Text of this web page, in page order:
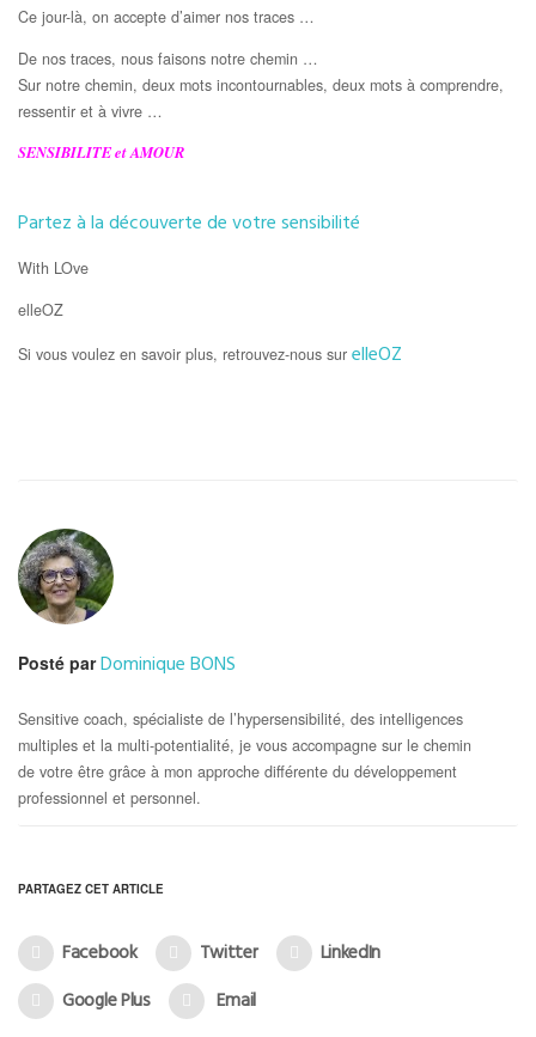
Ce jour-là, on accepte d’aimer nos traces …
De nos traces, nous faisons notre chemin …
Sur notre chemin, deux mots incontournables, deux mots à comprendre,
ressentir et à vivre …
SENSIBILITE et AMOUR
Partez à la découverte de votre sensibilité
With LOve
elleOZ
Si vous voulez en savoir plus, retrouvez-nous sur elleOZ
Posté parDominique BONS
Sensitive coach, spécialiste de l’hypersensibilité, des intelligences
multiples et la multi-potentialité, je vous accompagne sur le chemin
de votre être grâce à mon approche différente du développement
professionnel et personnel.
PARTAGEZ CET ARTICLE
Facebook Twitter
LinkedIn
Google Plus
Email